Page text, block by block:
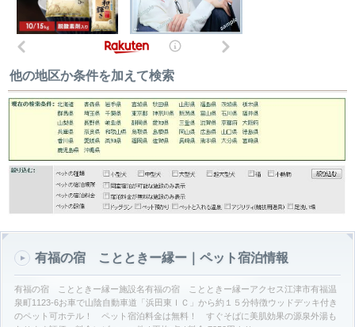
他の地区か条件を加えて検索
有福の宿 ことときー縁ー｜ペット宿泊情報
有福の宿 ことときー縁ー施設名有福の宿 ことときー縁ーアクセス江津市有福温
泉町1123-6お車で山陰自動車道「浜田東ＩＣ」から約１５分特徴ウッドデッキ付き
のペット可ホテル！ ペット宿泊料金は無料！ すぐそばに美肌効果の源泉外湯も